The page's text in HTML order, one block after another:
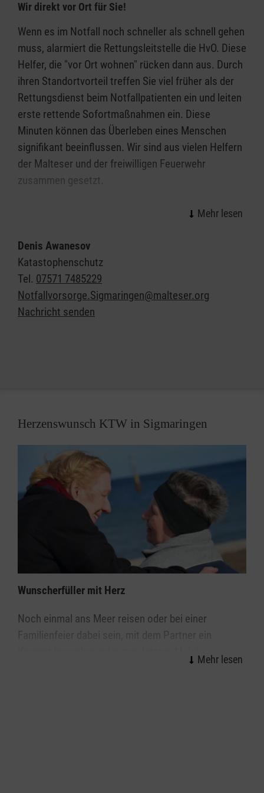
Wir direkt vor Ort für Sie!
Wenn es im Notfall noch schneller als schnell gehen
muss, alarmiert die Rettungsleitstelle die HvO. Diese
Helfer, die "vor Ort wohnen" rücken dann aus. Durch
ihren Standortvorteil treffen Sie viel früher als der
Rettungsdienst beim Notfallpatienten ein und leiten
erste rettende Sofortmaßnahmen ein. Diese
Minuten können das Überleben eines Menschen
signifikant beeinflussen. Wir sind aus vielen Helfern
der Malteser und der freiwilligen Feuerwehr
zusammen gesetzt.
Denis Awanesov
Katastophenschutz
Tel. 07571 7485229
Notfallvorsorge.Sigmaringen@malteser.org
Nachricht senden
Herzenswunsch KTW in Sigmaringen
Wunscherfüller mit Herz
Noch einmal ans Meer reisen oder bei einer
Familienfeier dabei sein, mit dem Partner ein
geliebten Garten sehen, einen Besuch mit den